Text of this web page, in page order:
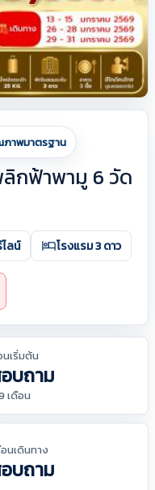
าพมาตรฐาน
กฟ้าพามู 6 วัด
ลน์ โรงแรม 3 ดาว
เริ่มต้น
บถาม
เดือน
นเดินทาง
บถาม